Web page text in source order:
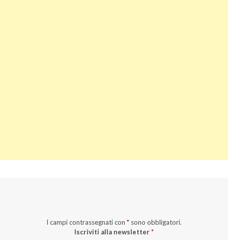
I campi contrassegnati con * sono obbligatori.
Iscriviti alla newsletter*